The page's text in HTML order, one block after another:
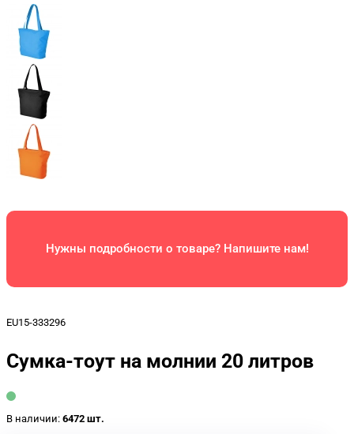
Нужны подробности о товаре? Напишите нам!
EU15-333296
Сумка-тоут на молнии 20 литров
В наличии: 6472 шт.